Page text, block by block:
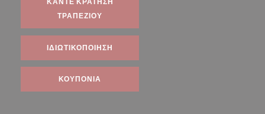
ΤΡΑΠΕΖΙΟΎ
ΙΔΙΩΤΙΚΟΠΟΊΗΣΗ
ΚΟΥΠΌΝΙΑ